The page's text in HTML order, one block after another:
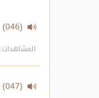
(046) قوله تعالى: {قُلْ أَطِيعُوا اللَّهَ وَالرَّسُولَ فَإِن تَوَلَّوْا فَإِنَّ اللَّهَ لَا يُحِبُّ الْكَافِرِينَ..} الآية
المشاهدات: 1152
(047) قوله تعالى: {إِنَّ اللَّهَ اصْطَفَىٰ آدَمَ وَنُوحًا وَآلَ إِبْرَاهِيمَ وَآلَ عِمْرَانَ عَلَى الْعَالَمِينَ..} الآية